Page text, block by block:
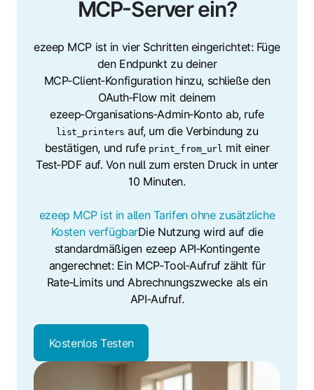
MCP-Server ein?
ezeep MCP ist in vier Schritten eingerichtet: Füge
den Endpunkt zu deiner
MCP‑Client‑Konfiguration hinzu, schließe den
OAuth‑Flow mit deinem
ezeep‑Organisations‑Admin‑Konto ab, rufe
list_printers auf, um die Verbindung zu
bestätigen, und rufe print_from_url mit einer
Test‑PDF auf. Von null zum ersten Druck in unter
10 Minuten.
ezeep MCP ist in allen Tarifen ohne zusätzliche
Kosten verfügbarDie Nutzung wird auf die
standardmäßigen ezeep API‑Kontingente
angerechnet: Ein MCP‑Tool‑Aufruf zählt für
Rate‑Limits und Abrechnungszwecke als ein
API‑Aufruf.
Kostenlos Testen